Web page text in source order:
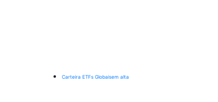
Carteira ETFs Globaisem alta